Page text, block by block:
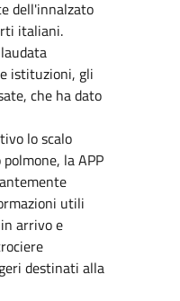
dell'innalzato
italiani.
istituzioni, gli
che ha dato
lo scalo
la APP
utili
arrivo e
destinati alla